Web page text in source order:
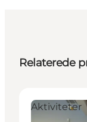
Relaterede
Aktiviteter